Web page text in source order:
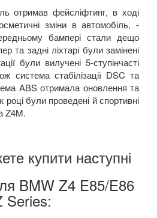
отримав фейсліфтинг, в ході
зміни в автомобіль, -
бампері стали дещо
та задні ліхтарі були замінені
були вилучені 5-ступінчасті
система стабілізації DSC та
ABS отримала оновлення та
були проведені й спортивні
Z4M.
купити наступні
BMW Z4 E85/E86
Series: